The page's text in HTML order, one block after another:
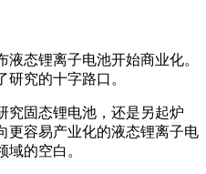
液态锂离子电池开始商业化。
研究的十字路口。
究固态锂电池，还是另起炉
更容易产业化的液态锂离子电
的空白。